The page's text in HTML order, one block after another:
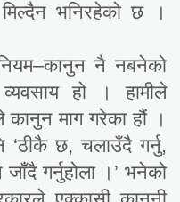
भनिरहेको छ ।
नै नबनेको
हो । हामीले
माग गरेका हौं ।
‘ठीकै छ, चलाउँदै गर्नु,
गर्नुहोला ।’ भनेको